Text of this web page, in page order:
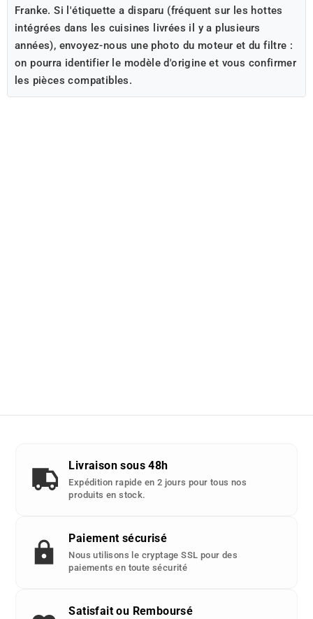
Franke. Si l'étiquette a disparu (fréquent sur les hottes
intégrées dans les cuisines livrées il y a plusieurs
années), envoyez-nous une photo du moteur et du filtre :
on pourra identifier le modèle d'origine et vous confirmer
les pièces compatibles.
Livraison sous 48h
Expédition rapide en 2 jours pour tous nos
produits en stock.
Paiement sécurisé
Nous utilisons le cryptage SSL pour des
paiements en toute sécurité
Satisfait ou Remboursé